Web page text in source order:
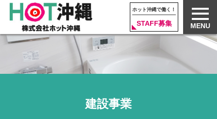
ホット沖縄で働く！
STAFF募集 MENU
建設事業